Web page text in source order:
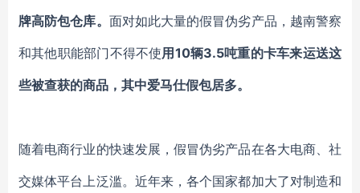
牌高防包仓库。 面对如此大量的假冒伪劣产品，越南警察
和其他职能部门不得不使用10辆3.5吨重的卡车来运送这
些被查获的商品，其中爱马仕假包居多。
随着电商行业的快速发展，假冒伪劣产品在各大电商、社
交媒体平台上泛滥。近年来，各个国家都加大了对制造和